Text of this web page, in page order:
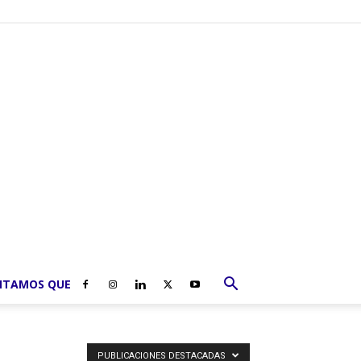
QUE
PUBLICACIONES DESTACADAS